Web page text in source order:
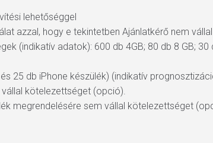
lehetőséggel
azzal, hogy e tekintetben Ajánlatkérő nem vállal
(indikatív adatok): 600 db 4GB; 80 db 8 GB; 30
25 db iPhone készülék) (indikatív
kötelezettséget (opció).
megrendelésére sem vállal kötelezettséget